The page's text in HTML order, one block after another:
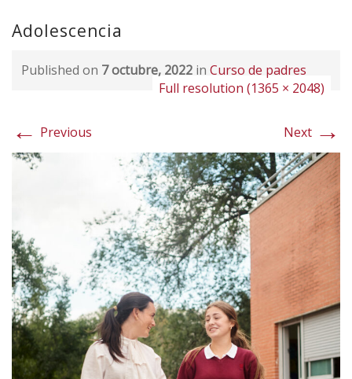
Adolescencia
Published on 7 octubre, 2022 in Curso de padres
Full resolution (1365 × 2048)
← Previous Next →